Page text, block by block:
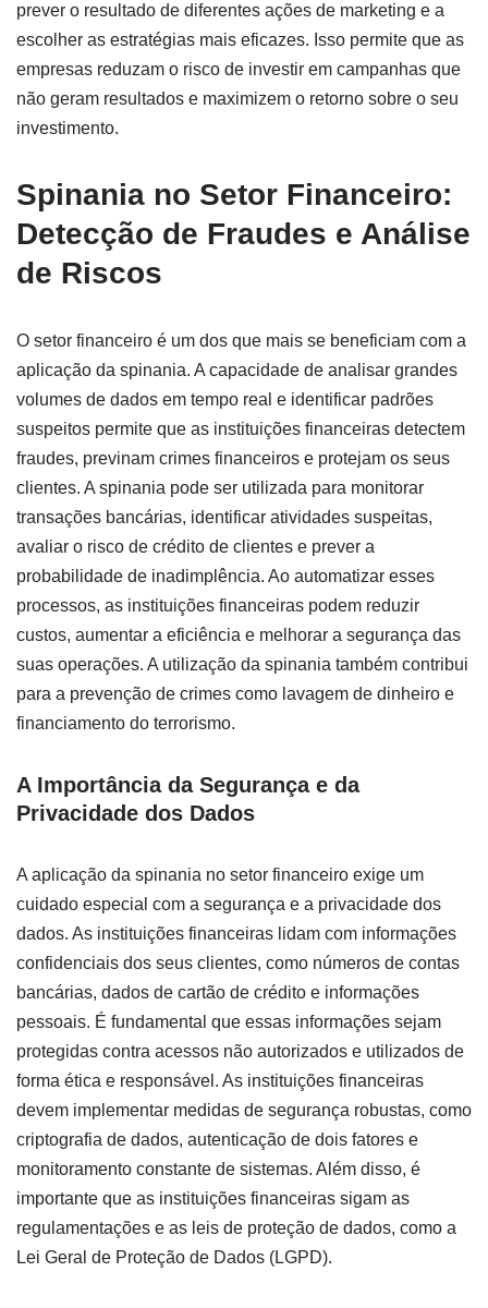
prever o resultado de diferentes ações de marketing e a
escolher as estratégias mais eficazes. Isso permite que as
empresas reduzam o risco de investir em campanhas que
não geram resultados e maximizem o retorno sobre o seu
investimento.
Spinania no Setor Financeiro:
Detecção de Fraudes e Análise
de Riscos
O setor financeiro é um dos que mais se beneficiam com a
aplicação da spinania. A capacidade de analisar grandes
volumes de dados em tempo real e identificar padrões
suspeitos permite que as instituições financeiras detectem
fraudes, previnam crimes financeiros e protejam os seus
clientes. A spinania pode ser utilizada para monitorar
transações bancárias, identificar atividades suspeitas,
avaliar o risco de crédito de clientes e prever a
probabilidade de inadimplência. Ao automatizar esses
processos, as instituições financeiras podem reduzir
custos, aumentar a eficiência e melhorar a segurança das
suas operações. A utilização da spinania também contribui
para a prevenção de crimes como lavagem de dinheiro e
financiamento do terrorismo.
A Importância da Segurança e da
Privacidade dos Dados
A aplicação da spinania no setor financeiro exige um
cuidado especial com a segurança e a privacidade dos
dados. As instituições financeiras lidam com informações
confidenciais dos seus clientes, como números de contas
bancárias, dados de cartão de crédito e informações
pessoais. É fundamental que essas informações sejam
protegidas contra acessos não autorizados e utilizados de
forma ética e responsável. As instituições financeiras
devem implementar medidas de segurança robustas, como
criptografia de dados, autenticação de dois fatores e
monitoramento constante de sistemas. Além disso, é
importante que as instituições financeiras sigam as
regulamentações e as leis de proteção de dados, como a
Lei Geral de Proteção de Dados (LGPD).